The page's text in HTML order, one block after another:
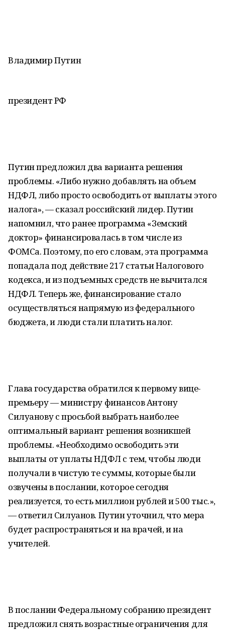
Владимир Путин
президент РФ
Путин предложил два варианта решения
проблемы. «Либо нужно добавлять на объем
НДФЛ, либо просто освободить от выплаты этого
налога», — сказал российский лидер. Путин
напомнил, что ранее программа «Земский
доктор» финансировалась в том числе из
ФОМСа. Поэтому, по его словам, эта программа
попадала под действие 217 статьи Налогового
кодекса, и из подъемных средств не вычитался
НДФЛ. Теперь же, финансирование стало
осуществляться напрямую из федерального
бюджета, и люди стали платить налог.
Глава государства обратился к первому вице-
премьеру — министру финансов Антону
Силуанову с просьбой выбрать наиболее
оптимальный вариант решения возникшей
проблемы. «Необходимо освободить эти
выплаты от уплаты НДФЛ с тем, чтобы люди
получали в чистую те суммы, которые были
озвучены в послании, которое сегодня
реализуется, то есть миллион рублей и 500 тыс.»,
— ответил Силуанов. Путин уточнил, что мера
будет распространяться и на врачей, и на
учителей.
В послании Федеральному собранию президент
предложил снять возрастные ограничения для